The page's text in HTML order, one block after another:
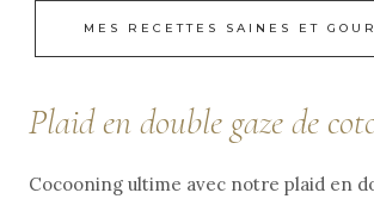
MES RECETTES SAINES ET
Plaid en double gaze de
Cocooning ultime avec notre plaid en